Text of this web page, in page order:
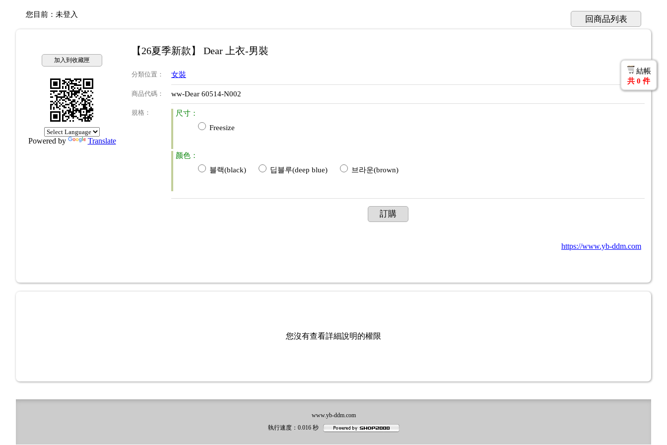
您目前： 未登入 回商品列表
加入到收藏匣
Powered by Translate
【26夏季新款】 Dear 上衣-男裝
分類位置 ： 女裝
商品代碼 ： ww-Dear 60514-N002
規格 ：
尺寸：
Freesize
颜色：
블랙(black)
딥블루(deep blue) 브라운(brown)
訂購
https://www.yb-ddm.com
結帳
共 0 件
您沒有查看詳細說明的權限
www.yb-ddm.com
執行速度：0.016 秒